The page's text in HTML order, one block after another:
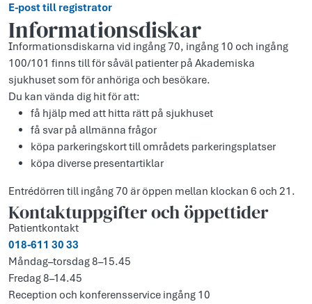
E-post till registrator
Informationsdiskar
Informationsdiskarna vid ingång 70, ingång 10 och ingång
100/101 finns till för såväl patienter på Akademiska
sjukhuset som för anhöriga och besökare.
Du kan vända dig hit för att:
få hjälp med att hitta rätt på sjukhuset
få svar på allmänna frågor
köpa parkeringskort till områdets parkeringsplatser
köpa diverse presentartiklar
Entrédörren till ingång 70 är öppen mellan klockan 6 och 21.
Kontaktuppgifter och öppettider
Patientkontakt
018-611 30 33
Måndag–torsdag 8–15.45
Fredag 8–14.45
Reception och konferensservice ingång 10